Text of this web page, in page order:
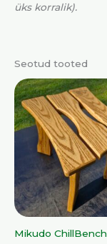
üks korralik).
Seotud tooted
Mikudo ChillBench